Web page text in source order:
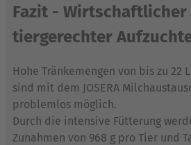
Fazit - Wirtschaftlicher
tiergerechter
Hohe Tränkemengen von bis zu 22
sind mit dem JOSERA
problemlos möglich.
Durch die intensive Fütterung
Zunahmen von 968 g pro Tier und